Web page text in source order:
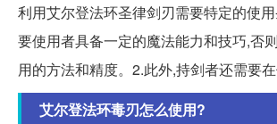
利用艾尔登法环圣律剑刃需要特定的使
要使用者具备一定的魔法能力和技巧,否
用的方法和精度。2.此外,持剑者还需要在
艾尔登法环毒刃怎么使用?